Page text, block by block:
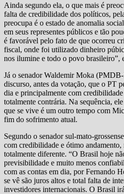
Ainda segundo ela, o que mais é
falta de credibilidade dos políticos,
preocupa é o estado de anomalia
em seus representes públicos e tão
é favorável pelo fato de que ocorreu
fiscal, onde foi utilizado dinheiro
nos ilumine e todo o povo brasileiro”,
Já o senador Waldemir Moka
discurso, antes da votação, que o PT
dia e principalmente com
totalmente contrária. Na sequência,
que se vive é um outro tempo com
fim do sofrimento atual.
Segundo o senador sul-mato-
com credibilidade e ótimo andamento,
totalmente diferente. “O Brasil hoje
previsibilidade e muito menos
com as contas em dia, por Fernando
se vê são juros altos e total falta de
investidores internacionais. O Brasil